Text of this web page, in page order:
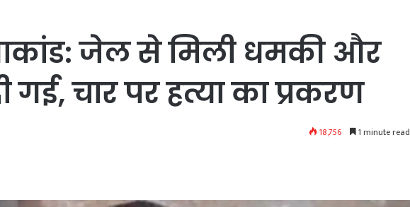
जेल से मिली धमकी और
गई, चार पर हत्या का प्रकरण
18,756 1 minute read